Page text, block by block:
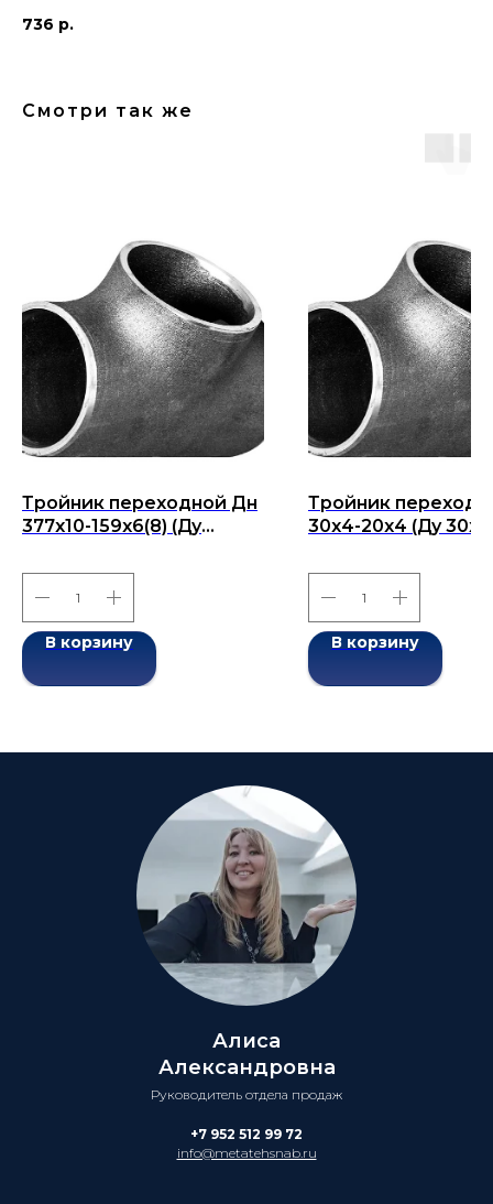
736 р.
Смотри так же
Тройник переходной Дн
377x10-159x6(8) (Ду
ГОСТ 17376-2001
В корзину
Тройник
30х4-20х4 (Ду
2001
В корзину
Алиса
Александровна
Руководитель отдела продаж
+7 952 512 99 72
info@metatehsnab.ru